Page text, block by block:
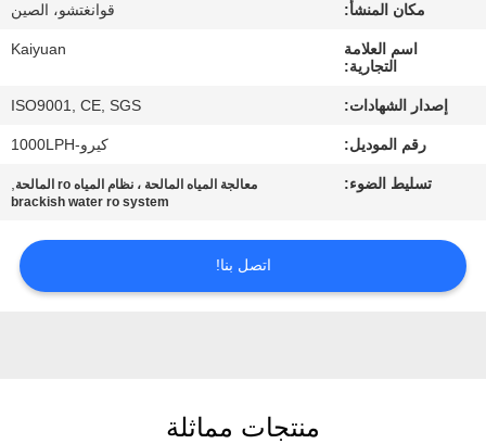
الجودة
اتصل
اطلب
اقتباس
COMPANY
مكان المنشأ: قوانغتشو، الصين
اسم العلامة
التجارية:
Kaiyuan
إصدار الشهادات: ISO9001, CE, SGS
رقم الموديل: كيرو-1000LPH
تسليط الضوء: معالجة المياه المالحة ، نظام المياه ro المالحة ,
brackish water ro system
اتصل بنا!
منتجات مماثلة